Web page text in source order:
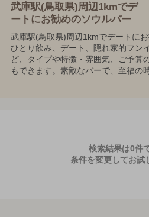
武庫駅(鳥取県)周辺1kmでデ
ートにお勧めのソウルバー
武庫駅(鳥取県)周辺1kmでデートに
ひとり飲み、デート、隠れ家的フン
ど、タイプや特徴・雰囲気、ご予算
もできます。素敵なバーで、至福の
検索結果は0件
条件を変更してお試